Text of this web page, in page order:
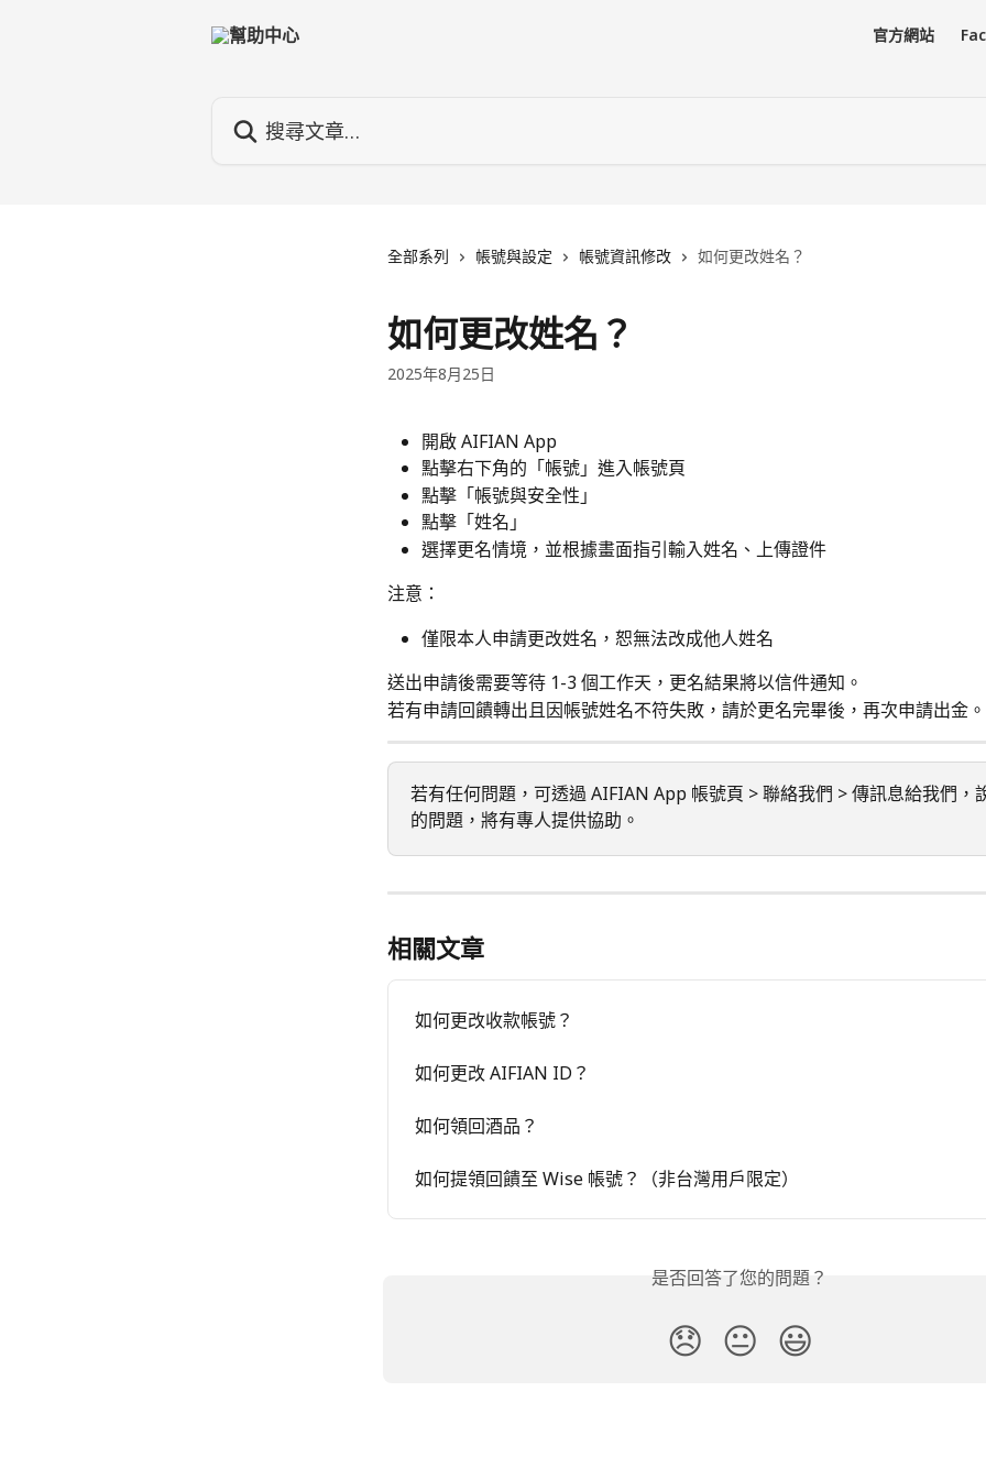
官方網站
全部系列 帳號與設定 帳號資訊修改 如何更改姓名？
如何更改姓名？
2025年8月25日
開啟 AIFIAN App
點擊右下角的「帳號」進入帳號頁
點擊「帳號與安全性」
點擊「姓名」
選擇更名情境，並根據畫面指引輸入姓名、上傳證件
注意：
僅限本人申請更改姓名，恕無法改成他人姓名
送出申請後需要等待 1-3 個工作天，更名結果將以信件通知。
若有申請回饋轉出且因帳號姓名不符失敗，請於更名完畢後，再次申請出金。
若有任何問題，可透過 AIFIAN App 帳號頁 > 聯絡我們 > 傳訊息給我們，
的問題，將有專人提供協助。
相關文章
如何更改收款帳號？
如何更改 AIFIAN ID？
如何領回酒品？
如何提領回饋至 Wise 帳號？（非台灣用戶限定）
是否回答了您的問題？
😞 😐 😃